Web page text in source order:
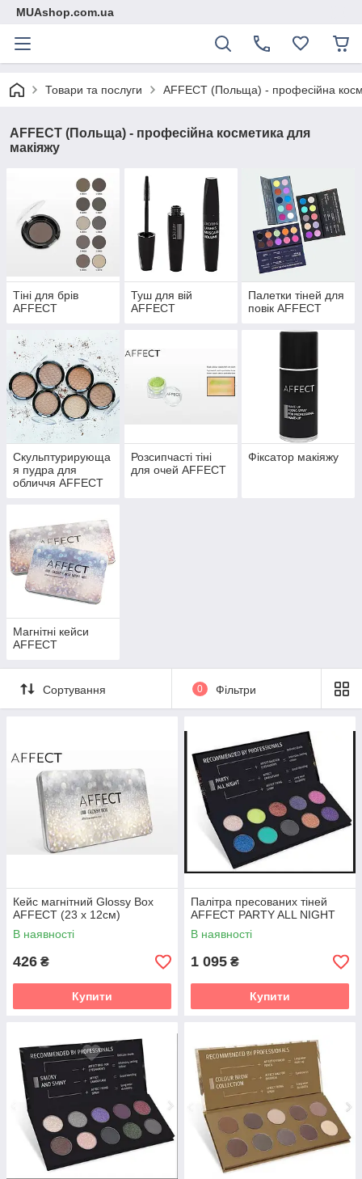
MUAshop.com.ua
Товари та послуги AFFECT (Польща) - професійна
AFFECT (Польща) - професійна косметика для
макіяжу
Тіні для брів
AFFECT
Туш для вій
AFFECT
Палетки тіней для
повік AFFECT
Скульптурирующа
я пудра для
обличчя AFFECT
Розсипчасті тіні
для очей AFFECT
Фіксатор макіяжу
Магнітні кейси
AFFECT
Сортування 0 Фільтри
Кейс магнітний Glossy Box
AFFECT (23 х 12см)
В наявності
426 ₴
Купити
Палітра пресованих тіней
AFFECT PARTY ALL NIGHT
В наявності
1 095 ₴
Купити